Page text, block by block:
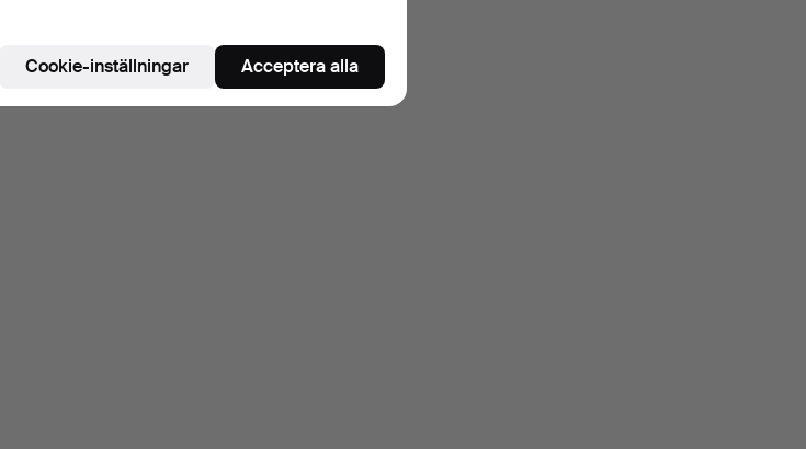
Cookie-inställningar Acceptera alla